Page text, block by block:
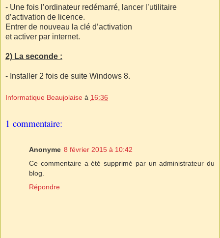
- Une fois l’ordinateur redémarré, lancer l’utilitaire
d’activation de licence.
Entrer de nouveau la clé d’activation
et activer par internet.
2) La seconde :
- Installer 2 fois de suite Windows 8.
Informatique Beaujolaise à 16:36
1 commentaire:
Anonyme 8 février 2015 à 10:42
Ce commentaire a été supprimé par un administrateur du
blog.
Répondre